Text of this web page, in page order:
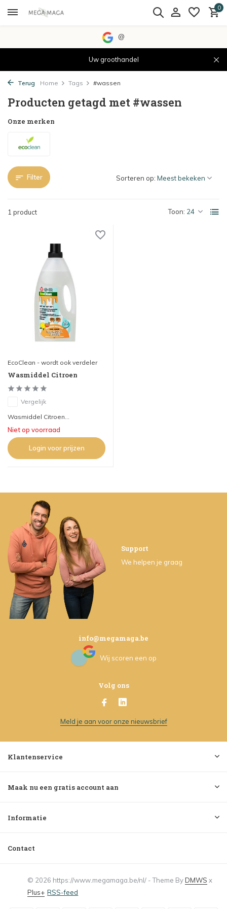
0
@
Uw groothandel
Terug Home Tags #wassen
Producten getagd met #wassen
Onze merken
Filter
1 product Toon:
Sorteren op:
EcoClean - wordt ook verdeler
Wasmiddel Citroen
Vergelijk
Wasmiddel Citroen...
Niet op voorraad
Login voor prijzen
Support
We helpen je graag
info@megamaga.be
Wij scoren een op
Volg ons
Meld je aan voor onze nieuwsbrief
Klantenservice
Maak nu een gratis account aan
Informatie
Contact
© 2026 https://www.megamaga.be/nl/ - Theme ByDMWS x
Plus+ RSS-feed